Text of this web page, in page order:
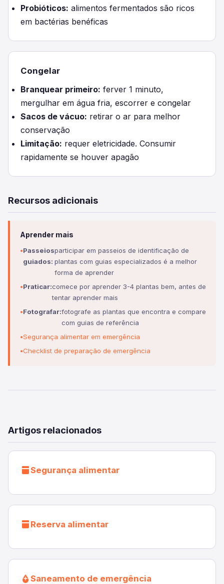
Probióticos: alimentos fermentados são ricos
em bactérias benéficas
Congelar
Branquear primeiro: ferver 1 minuto,
mergulhar em água fria, escorrer e congelar
Sacos de vácuo: retirar o ar para melhor
conservação
Limitação: requer eletricidade. Consumir
rapidamente se houver apagão
Recursos adicionais
Aprender mais
Passeios
guiados:
participar em passeios de identificação de
plantas com guias especializados é a melhor
forma de aprender
Praticar:comece por aprender 3-4 plantas bem, antes de
tentar aprender mais
Fotografar:fotografe as plantas que encontra e compare
com guias de referência
Segurança alimentar em emergência
Checklist de preparação de emergência
Artigos relacionados
Segurança alimentar
Reserva alimentar
Saneamento de emergência